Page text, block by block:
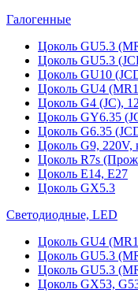
Галогенные
Цоколь GU5.3
Цоколь GU5.3
Цоколь GU10
Цоколь GU4
Цоколь G4 (JC),
Цоколь GY6.35
Цоколь G6.35
Цоколь G9, 220V,
Цоколь R7s
Цоколь E14, E27
Цоколь GX5.3
Светодиодные, LED
Цоколь GU4
Цоколь GU5.3
Цоколь GU5.3
Цоколь GX53,